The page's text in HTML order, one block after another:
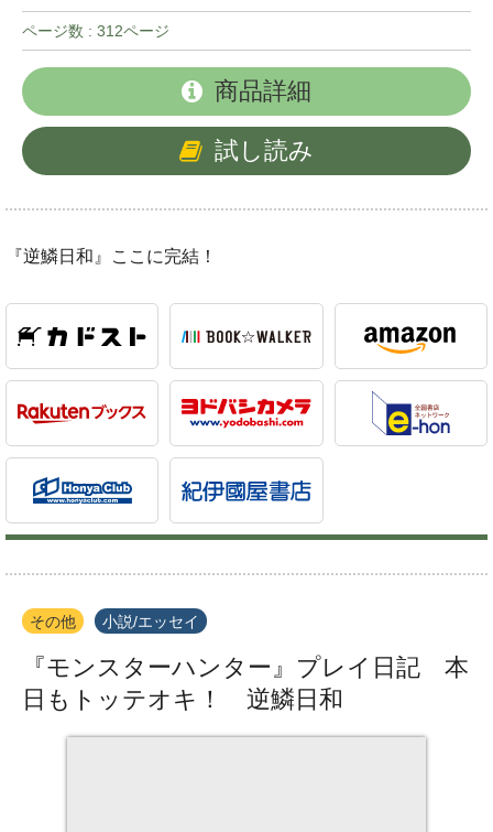
ページ数 : 312ページ
商品詳細
試し読み
『逆鱗日和』ここに完結！
その他 小説/エッセイ
『モンスターハンター』プレイ日記 本
日もトッテオキ！ 逆鱗日和